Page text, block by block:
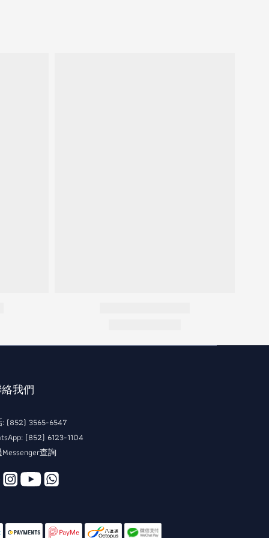
我們
(852) 3565-6547
(852) 6123-1104
查詢